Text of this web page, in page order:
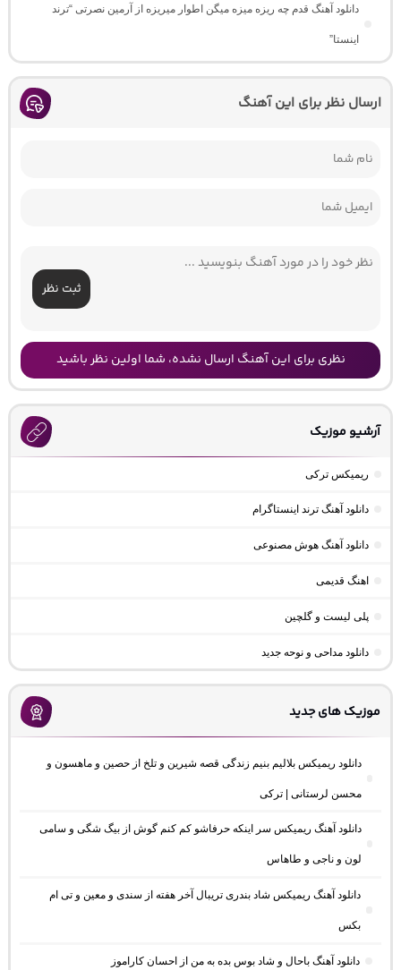
دانلود آهنگ ﻗﺪم ﭼﻪ رﻳﺰه ﻣﻴﺰه ﻣﻴﮕﻦ اﻃﻮار ﻣﻴﺮﻳﺰه از آرمین نصرتی “ترند
اینستا”
ارسال نظر برای این آهنگ
ثبت نظر
نظری برای این آهنگ ارسال نشده، شما اولین نظر باشید
آرشیو موزیک
ریمیکس ترکی
دانلود آهنگ ترند اینستاگرام
دانلود آهنگ هوش مصنوعی
اهنگ قدیمی
پلی لیست و گلچین
دانلود مداحی و نوحه جدید
موزیک های جدید
دانلود ریمیکس بلالیم بنیم زندگی قصه شیرین و تلخ از حصین و ماهسون و
محسن لرستانی | ترکی
دانلود آهنگ ریمیکس سر اینکه حرفاشو کم کنم گوش از بیگ شگی و سامی
لون و ناجی و طاهاس
دانلود آهنگ ریمیکس شاد بندری تریبال آخر هفته از سندی و معین و تی ام
بکس
دانلود آهنگ باحال و شاد بوس بده به من از احسان کاراموز